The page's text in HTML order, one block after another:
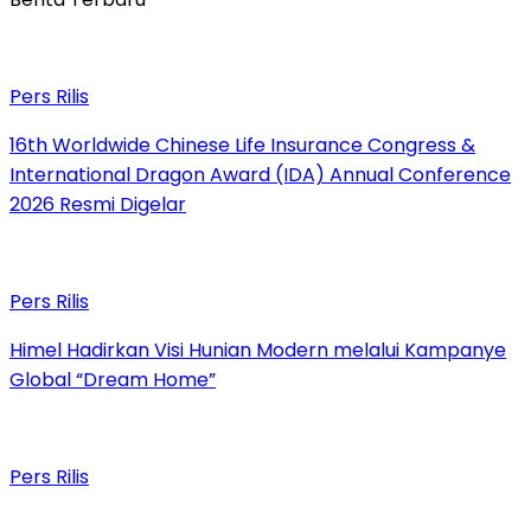
Pers Rilis
16th Worldwide Chinese Life Insurance Congress &
International Dragon Award (IDA) Annual Conference
2026 Resmi Digelar
Pers Rilis
Himel Hadirkan Visi Hunian Modern melalui Kampanye
Global “Dream Home”
Pers Rilis